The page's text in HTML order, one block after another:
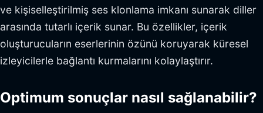
ve kişiselleştirilmiş ses klonlama imkanı sunarak diller
arasında tutarlı içerik sunar. Bu özellikler, içerik
oluşturucuların eserlerinin özünü koruyarak küresel
izleyicilerle bağlantı kurmalarını kolaylaştırır.
Optimum sonuçlar nasıl sağlanabilir?